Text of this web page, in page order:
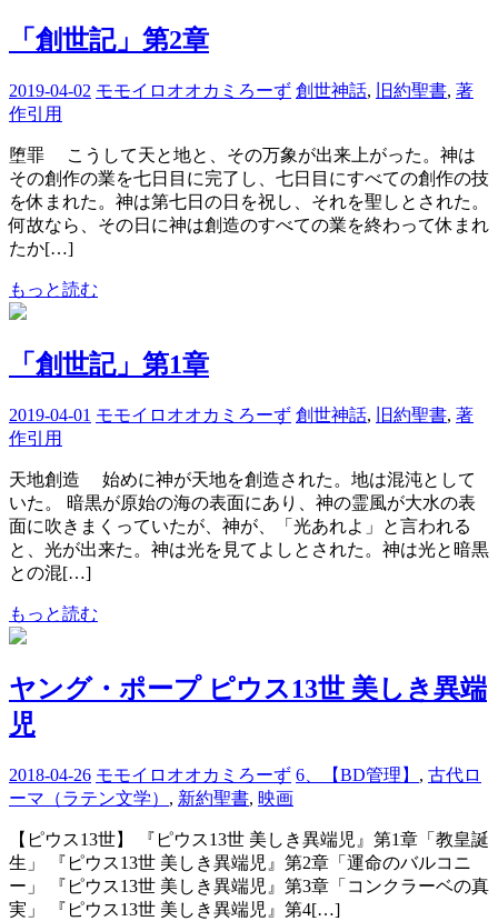
「創世記」第2章
2019-04-02 モモイロオオカミろーず 創世神話, 旧約聖書, 著
作引用
堕罪 こうして天と地と、その万象が出来上がった。神は
その創作の業を七日目に完了し、七日目にすべての創作の技
を休まれた。神は第七日の日を祝し、それを聖しとされた。
何故なら、その日に神は創造のすべての業を終わって休まれ
たか[…]
もっと読む
「創世記」第1章
2019-04-01 モモイロオオカミろーず 創世神話, 旧約聖書, 著
作引用
天地創造 始めに神が天地を創造された。地は混沌として
いた。 暗黒が原始の海の表面にあり、神の霊風が大水の表
面に吹きまくっていたが、神が、「光あれよ」と言われる
と、光が出来た。神は光を見てよしとされた。神は光と暗黒
との混[…]
もっと読む
ヤング・ポープ ピウス13世 美しき異端
児
2018-04-26 モモイロオオカミろーず 6、【BD管理】 , 古代ロ
ーマ（ラテン文学） , 新約聖書, 映画
【ピウス13世】 『ピウス13世 美しき異端児』第1章「教皇誕
生」 『ピウス13世 美しき異端児』第2章「運命のバルコニ
ー」 『ピウス13世 美しき異端児』第3章「コンクラーベの真
実」 『ピウス13世 美しき異端児』第4[…]